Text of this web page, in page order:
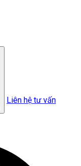
Liên hệ tư vấn